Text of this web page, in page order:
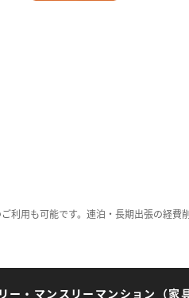
用も可能です。連泊・長期出張の経
ー・マンスリーマンション（家